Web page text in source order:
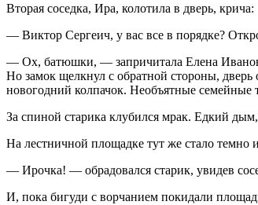
Вторая соседка, Ира, колотила в дверь, крича:
— Виктор Сергеич, у вас все в порядке?
— Ох, батюшки, — запричитала Елена
Но замок щелкнул с обратной стороны, дверь
новогодний колпачок. Необъятные
За спиной старика клубился мрак. Едкий
На лестничной площадке тут же стало темно
— Ирочка! — обрадовался старик, увидев
И, пока бигуди с ворчанием покидали